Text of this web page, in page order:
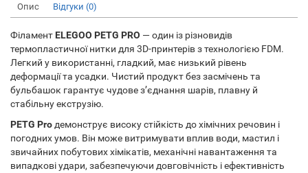
Опис Відгуки (0)
Філамент ELEGOO PETG PRO — один із різновидів
термопластичної нитки для 3D-принтерів з технологією FDM.
Легкий у використанні, гладкий, має низький рівень
деформації та усадки. Чистий продукт без засмічень та
бульбашок гарантує чудове з’єднання шарів, плавну й
стабільну екструзію.
PETG Pro демонструє високу стійкість до хімічних речовин і
погодних умов. Він може витримувати вплив води, мастил і
звичайних побутових хімікатів, механічні навантаження та
випадкові удари, забезпечуючи довговічність і ефективність